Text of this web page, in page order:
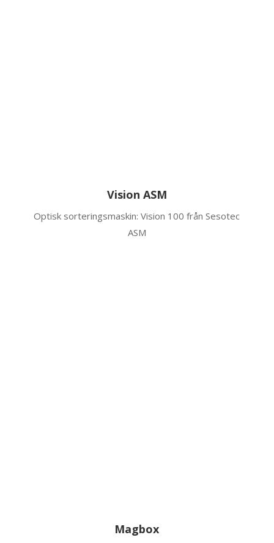
Vision ASM
Optisk sorteringsmaskin: Vision 100 från Sesotec
ASM
Magbox